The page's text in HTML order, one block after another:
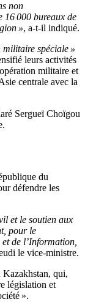
non
16 000 bureaux de
», a-t-il indiqué.
militaire spéciale »
leurs activités
militaire et
centrale avec la
Sergueï Choïgou
du
défendre les
et le soutien aux
pour le
de l’Information,
le vice-ministre.
Kazakhstan, qui,
législation et
».